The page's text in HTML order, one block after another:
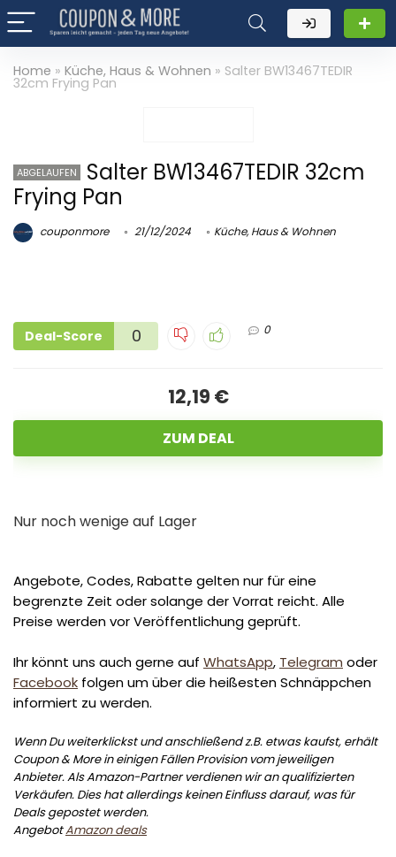
Home » Küche, Haus & Wohnen » Salter BW13467TEDIR
32cm Frying Pan
ABGELAUFEN
Salter BW13467TEDIR 32cm
Frying Pan
couponmore 21/12/2024 Küche, Haus & Wohnen
Deal-Score 0 0
12,19 €
ZUM DEAL
Nur noch wenige auf Lager
Angebote, Codes, Rabatte gelten nur für eine
begrenzte Zeit oder solange der Vorrat reicht. Alle
Preise werden vor Veröffentlichung geprüft.
Ihr könnt uns auch gerne auf WhatsApp, Telegram oder
Facebook folgen um über die heißesten Schnäppchen
informiert zu werden.
Wenn Du weiterklickst und anschließend z.B. etwas kaufst, erhält
Coupon & More in einigen Fällen Provision vom jeweiligen
Anbieter. Als Amazon-Partner verdienen wir an qualifizierten
Verkäufen. Dies hat allerdings keinen Einfluss darauf, was für
Deals gepostet werden.
AngebotAmazon deals